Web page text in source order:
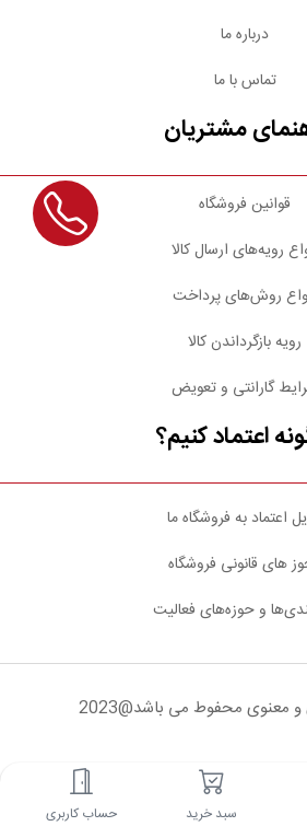
سبد خرید حساب کاربری
درباره ما
تماس با ما
مشتریان
قوانین فروشگاه
رویه‌های ارسال کالا
روش‌های پرداخت
رویه بازگرداندن کالا
گارانتی و تعویض
اعتماد کنیم؟
اعتماد به فروشگاه ما
های قانونی فروشگاه
و حوزه‌های فعالیت
معنوی محفوط می باشد@2023